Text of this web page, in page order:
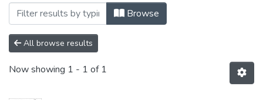
Browsing Технологія і техніка
Browse
All browse results
Now showing 1 - 1 of 1